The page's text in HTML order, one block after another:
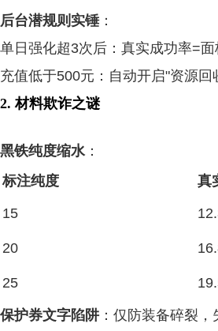
后台潜规则实锤：
单日强化超3次后：真实成功率=面
充值低于500元：自动开启"资源回
2. 材料欺诈之谜
黑铁纯度缩水 ：
标注纯度
真
15
20
25
保护券文字陷阱：仅防装备碎裂，